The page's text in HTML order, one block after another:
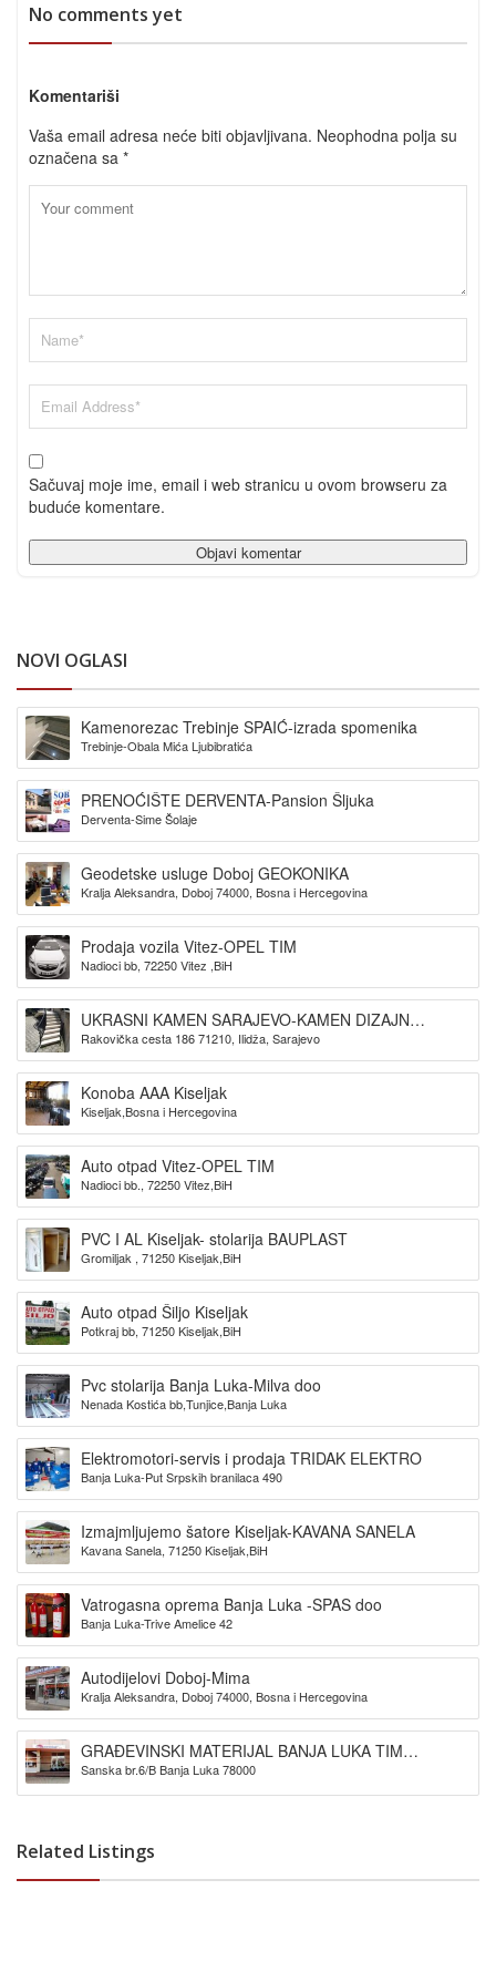
No comments yet
Komentariši
Vaša email adresa neće biti objavljivana. Neophodna polja su
označena sa *
Sačuvaj moje ime, email i web stranicu u ovom browseru za
buduće komentare.
NOVI OGLASI
Kamenorezac Trebinje SPAIĆ-izrada spomenika
Trebinje-Obala Mića Ljubibratića
PRENOĆIŠTE DERVENTA-Pansion Šljuka
Derventa-Sime Šolaje
Geodetske usluge Doboj GEOKONIKA
Kralja Aleksandra, Doboj 74000, Bosna i Hercegovina
Prodaja vozila Vitez-OPEL TIM
Nadioci bb, 72250 Vitez ,BiH
UKRASNI KAMEN SARAJEVO-KAMEN DIZAJN
SARAJEVO
Rakovička cesta 186 71210, Ilidža, Sarajevo
Konoba AAA Kiseljak
Kiseljak,Bosna i Hercegovina
Auto otpad Vitez-OPEL TIM
Nadioci bb., 72250 Vitez,BiH
PVC I AL Kiseljak- stolarija BAUPLAST
Gromiljak , 71250 Kiseljak,BiH
Auto otpad Šiljo Kiseljak
Potkraj bb, 71250 Kiseljak,BiH
Pvc stolarija Banja Luka-Milva doo
Nenada Kostića bb,Tunjice,Banja Luka
Elektromotori-servis i prodaja TRIDAK ELEKTRO
Banja Luka-Put Srpskih branilaca 490
Izmajmljujemo šatore Kiseljak-KAVANA SANELA
Kavana Sanela, 71250 Kiseljak,BiH
Vatrogasna oprema Banja Luka -SPAS doo
Banja Luka-Trive Amelice 42
Autodijelovi Doboj-Mima
Kralja Aleksandra, Doboj 74000, Bosna i Hercegovina
GRAĐEVINSKI MATERIJAL BANJA LUKA TIM
PROMET DOO
Sanska br.6/B Banja Luka 78000
Related Listings